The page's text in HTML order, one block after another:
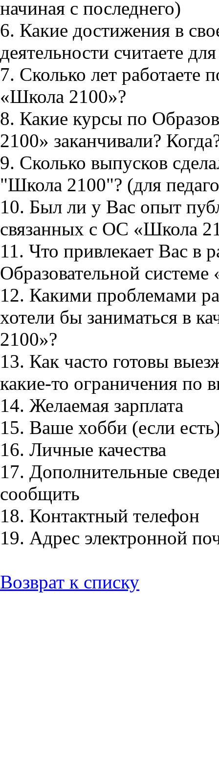
начиная с последнего)
6. Какие достижения в
деятельности считаете
7. Сколько лет работаете
«Школа 2100»?
8. Какие курсы по
2100» заканчивали?
9. Сколько выпусков
"Школа 2100"? (для
10. Был ли у Вас опыт
связанных с ОС «Школа
11. Что привлекает Вас в
Образовательной
12. Какими проблемами
хотели бы заниматься в
2100»?
13. Как часто готовы
какие-то ограничения по
14. Желаемая зарплата
15. Ваше хобби (если
16. Личные качества
17. Дополнительные
сообщить
18. Контактный телефон
19. Адрес электронной
Возврат к списку